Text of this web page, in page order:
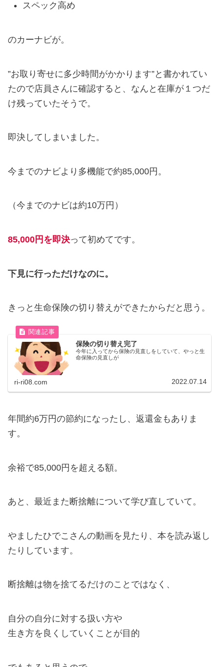
スペック高め
のカーナビが。
”お取り寄せに多少時間がかかります”と書かれてい
たので店員さんに確認すると、なんと在庫が１つだ
け残っていたそうで。
即決してしまいました。
今までのナビより多機能で約85,000円。
（今までのナビは約10万円）
85,000円を即決って初めてです。
下見に行っただけなのに。
きっと生命保険の切り替えができたからだと思う。
保険の切り替え完了
今年に入ってから保険の見直しをしていて、やっと生
命保険の見直しが
ri-ri08.com 2022.07.14
年間約6万円の節約になったし、返還金もありま
す。
余裕で85,000円を超える額。
あと、最近また断捨離について学び直していて。
やましたひでこさんの動画を見たり、本を読み返し
たりしています。
断捨離は物を捨てるだけのことではなく、
自分の自分に対する扱い方や
生き方を良くしていくことが目的